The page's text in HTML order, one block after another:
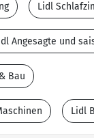
Lidl
Angesagte und
Bau
Lidl